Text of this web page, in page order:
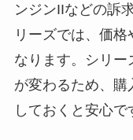
ンジンIIなどの訴
リーズでは、価
なります。シリー
が変わるため、購
しておくと安心で